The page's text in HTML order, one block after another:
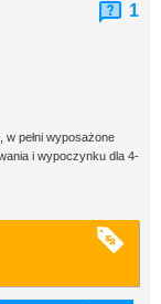
1
pełni wyposażone
i wypoczynku dla 4-